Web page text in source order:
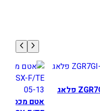
ZGR7GI-13G פלאג
אטם מכסה